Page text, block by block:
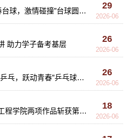
，激情碰撞”台球圆满落幕
29
2026-06
助力学子备考基层
26
2026-06
动青春”乒乓球比赛圆满落幕
26
2026-06
"挑战杯"云南省大学生创业计划竞赛省赛特等奖
18
2026-06